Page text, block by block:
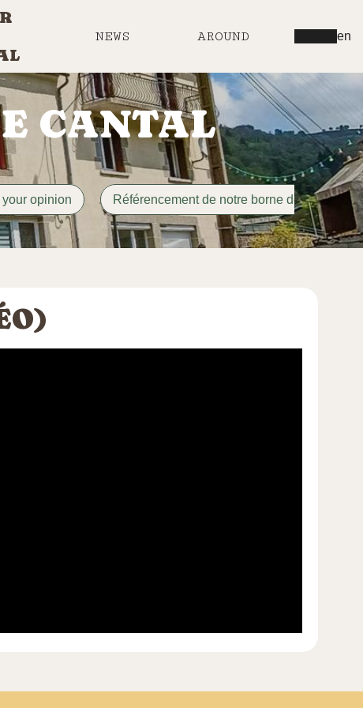
NEWS AROUND en
CANTAL
opinion Référencement de notre borne de recharge